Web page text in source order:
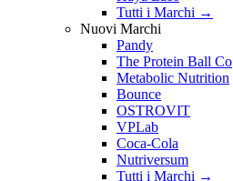
Tutti i Marchi →
Nuovi Marchi
Pandy
The Protein Ball Co
Metabolic Nutrition
Bounce
OSTROVIT
VPLab
Coca-Cola
Nutriversum
Tutti i Marchi →